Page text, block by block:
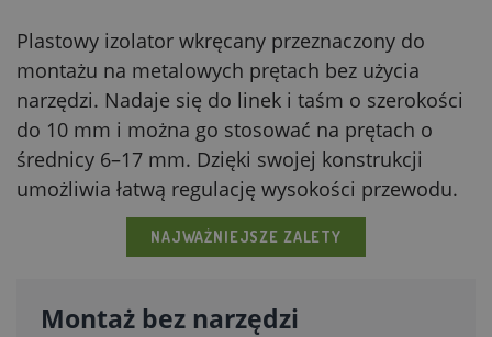
Plastowy izolator wkręcany przeznaczony do
montażu na metalowych prętach bez użycia
narzędzi. Nadaje się do linek i taśm o szerokości
do 10 mm i można go stosować na prętach o
średnicy 6–17 mm. Dzięki swojej konstrukcji
umożliwia łatwą regulację wysokości przewodu.
NAJWAŻNIEJSZE ZALETY
Montaż bez narzędzi